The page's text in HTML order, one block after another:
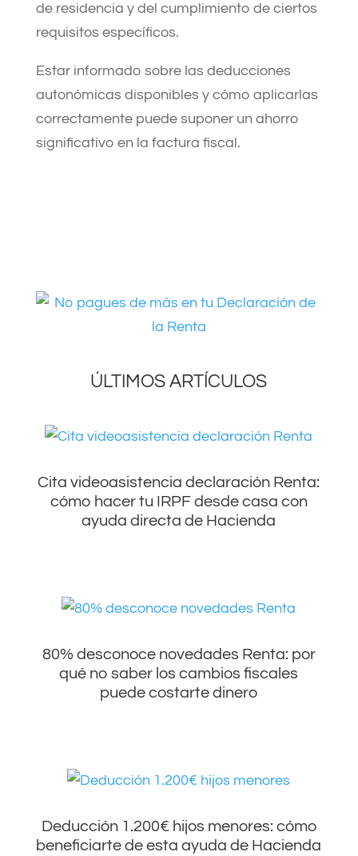
de residencia y del cumplimiento de ciertos
requisitos específicos.
Estar informado sobre las deducciones
autonómicas disponibles y cómo aplicarlas
correctamente puede suponer un ahorro
significativo en la factura fiscal.​
ÚLTIMOS ARTÍCULOS
Cita videoasistencia declaración Renta:
cómo hacer tu IRPF desde casa con
ayuda directa de Hacienda
80% desconoce novedades Renta: por
qué no saber los cambios fiscales
puede costarte dinero
Deducción 1.200€ hijos menores: cómo
beneficiarte de esta ayuda de Hacienda